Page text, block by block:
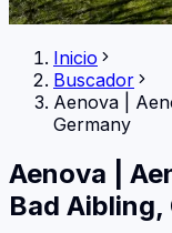
Inicio
Buscador
Aenova
Germany
Aenova
Bad Aibling,